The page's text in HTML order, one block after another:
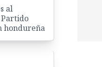
al
hondureña